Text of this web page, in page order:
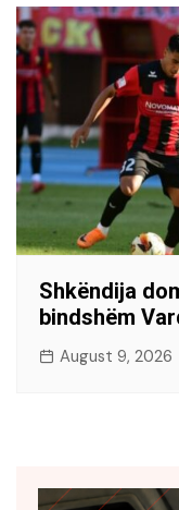
Shkëndija
bindshëm
August 9, 2026